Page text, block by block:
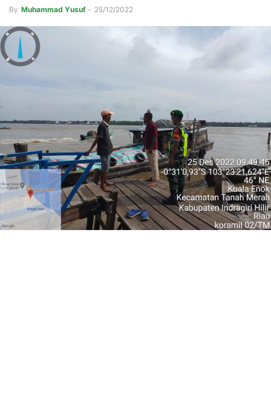
By Muhammad Yusuf - 25/12/2022